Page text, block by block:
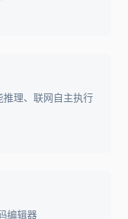
理、联网自主执行
编辑器